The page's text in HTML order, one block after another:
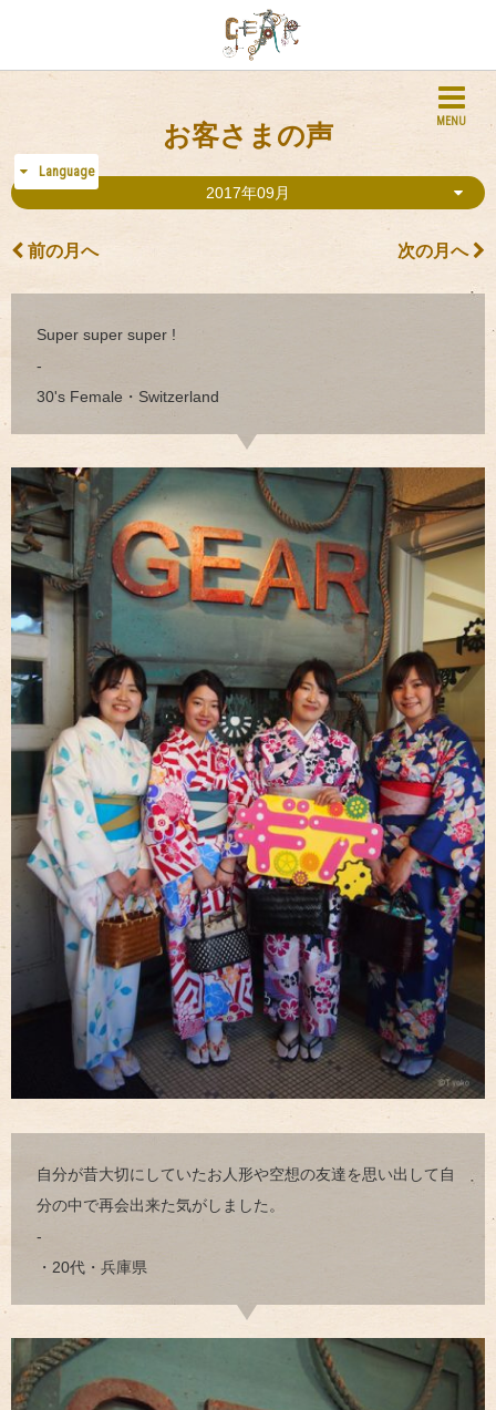
MENU
Language
お客さまの声
2017年09月
前の月へ 次の月へ
Super super super !
-
30's Female・Switzerland
自分が昔大切にしていたお人形や空想の友達を思い出して自
分の中で再会出来た気がしました。
-
・20代・兵庫県